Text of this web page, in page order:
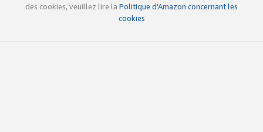
des cookies, veuillez lire la Politique d’Amazon concernant les
cookies